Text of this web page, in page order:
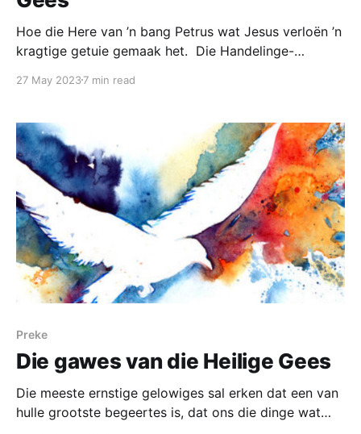
Hoe die Here van ’n bang Petrus wat Jesus verloën ’n
kragtige getuie gemaak het. Die Handelinge-
die eerste kontak punt met die KRAGSTASIE van die
klas en kleur inprop by hierdie BONATUURLIKE
kragbron verander
27 May 20237 min read
Preke
Die gawes van die Heilige Gees
Die meeste ernstige gelowiges sal erken dat een van
hulle grootste begeertes is, dat ons die dinge wat